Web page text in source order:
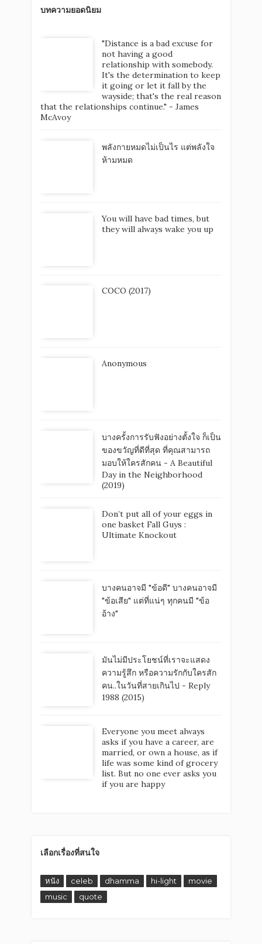
บทความยอดนิยม
"Distance is a bad excuse for
not having a good
relationship with somebody.
It's the determination to keep
it going or let it fall by the
wayside; that's the real reason
that the relationships continue." - James
McAvoy
พลังกายหมดไม่เป็นไร แต่พลังใจ
ห้ามหมด
You will have bad times, but
they will always wake you up
COCO (2017)
Anonymous
บางครั้งการรับฟังอย่างตั้งใจ ก็เป็น
ของขวัญที่ดีที่สุด ที่คุณสามารถ
มอบให้ใครสักคน - A Beautiful
Day in the Neighborhood
(2019)
Don’t put all of your eggs in
one basket Fall Guys :
Ultimate Knockout
บางคนอาจมี "ข้อดี" บางคนอาจมี
"ข้อเสีย" แต่ที่แน่ๆ ทุกคนมี "ข้อ
อ้าง"
มันไม่มีประโยชน์ที่เราจะแสดง
ความรู้สึก หรือความรักกับใครสัก
คน..ในวันที่สายเกินไป - Reply
1988 (2015)
Everyone you meet always
asks if you have a career, are
married, or own a house, as if
life was some kind of grocery
list. But no one ever asks you
if you are happy
เลือกเรื่องที่สนใจ
หนัง celeb dhamma hi-light
movie
music
quote